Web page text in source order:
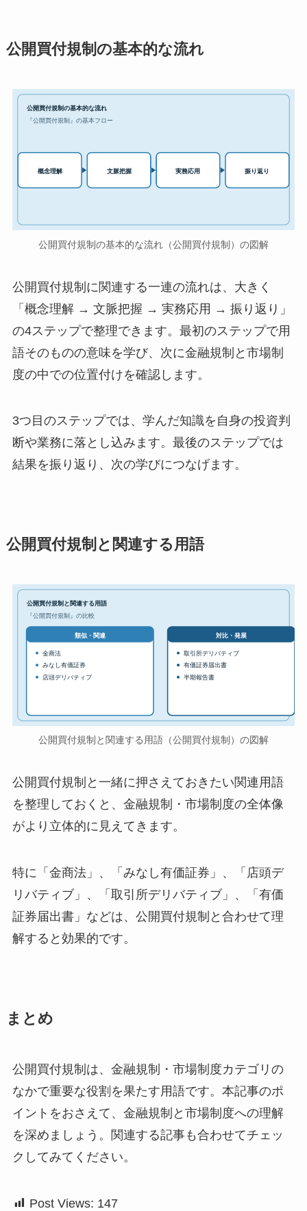
公開買付規制の基本的な流れ
公開買付規制の基本的な流れ
『公開買付規制』の基本フロー
概念理解 文脈把握 実務応用 振り返り
公開買付規制の基本的な流れ（公開買付規制）の図解
公開買付規制に関連する一連の流れは、大きく
「概念理解 → 文脈把握 → 実務応用 → 振り返り」
の4ステップで整理できます。最初のステップで用
語そのものの意味を学び、次に金融規制と市場制
度の中での位置付けを確認します。
3つ目のステップでは、学んだ知識を自身の投資判
断や業務に落とし込みます。最後のステップでは
結果を振り返り、次の学びにつなげます。
公開買付規制と関連する用語
公開買付規制と関連する用語
『公開買付規制』の比較
類似・関連
金商法
みなし有価証券
店頭デリバティブ
対比・発展
取引所デリバティブ
有価証券届出書
半期報告書
公開買付規制と関連する用語（公開買付規制）の図解
公開買付規制と一緒に押さえておきたい関連用語
を整理しておくと、金融規制・市場制度の全体像
がより立体的に見えてきます。
特に「金商法」、「みなし有価証券」、「店頭デ
リバティブ」、「取引所デリバティブ」、「有価
証券届出書」などは、公開買付規制と合わせて理
解すると効果的です。
まとめ
公開買付規制は、金融規制・市場制度カテゴリの
なかで重要な役割を果たす用語です。本記事のポ
イントをおさえて、金融規制と市場制度への理解
を深めましょう。関連する記事も合わせてチェッ
クしてみてください。
Post Views: 147